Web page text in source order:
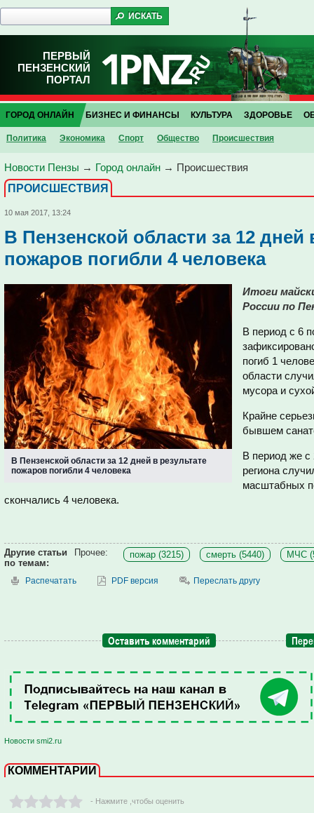
ПЕРВЫЙ
ПЕНЗЕНСКИЙ
ПОРТАЛ
ГОРОД ОНЛАЙН
Политика Экономика Спорт Общество Проиcшествия
БИЗНЕС И ФИНАНСЫ КУЛЬТУРА ЗДОРОВЬЕ
Новости Пензы → Город онлайн → Проиcшествия
ПРОИCШЕСТВИЯ
10 мая 2017, 13:24
В Пензенской области за 12 дней
пожаров погибли 4 человека
В Пензенской области за 12 дней в результате
пожаров погибли 4 человека
Итоги
России по
В период с 6
погиб 1
области
мусора и
Крайне
бывшем
В период же с
региона
масштабных
скончались 4 человека.
Другие статьи
по темам:
Прочее: пожар (3215) смерть (5440) МЧС
Распечатать PDF версия Переслать другу
Оставить комментарий
Новости smi2.ru
КОММЕНТАРИИ
- Нажмите ,чтобы оценить